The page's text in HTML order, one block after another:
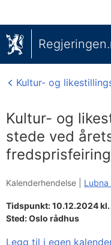
Kultur- og
Kultur- og
stede ved
fredsprisfeiring
Kalenderhendelse |
Tidspunkt: 10.12.2024
Sted:Oslo rådhus
Legg til i egen